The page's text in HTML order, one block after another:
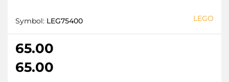
Symbol: LEG75400 LEGO
65.00
65.00